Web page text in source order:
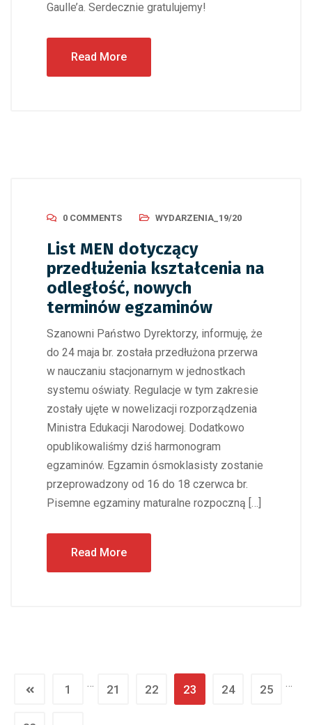
Gaulle’a. Serdecznie gratulujemy!
Read More
0 COMMENTS WYDARZENIA_19/20
List MEN dotyczący
przedłużenia kształcenia na
odległość, nowych
terminów egzaminów
Szanowni Państwo Dyrektorzy, informuję, że
do 24 maja br. została przedłużona przerwa
w nauczaniu stacjonarnym w jednostkach
systemu oświaty. Regulacje w tym zakresie
zostały ujęte w nowelizacji rozporządzenia
Ministra Edukacji Narodowej. Dodatkowo
opublikowaliśmy dziś harmonogram
egzaminów. Egzamin ósmoklasisty zostanie
przeprowadzony od 16 do 18 czerwca br.
Pisemne egzaminy maturalne rozpoczną […]
Read More
1 … 21 22 23 24 25 …